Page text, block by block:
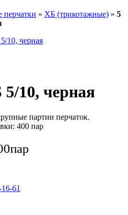
перчатки » ХБ (трикотажные) » 5
10, черная
партии перчаток.
400 пар
61